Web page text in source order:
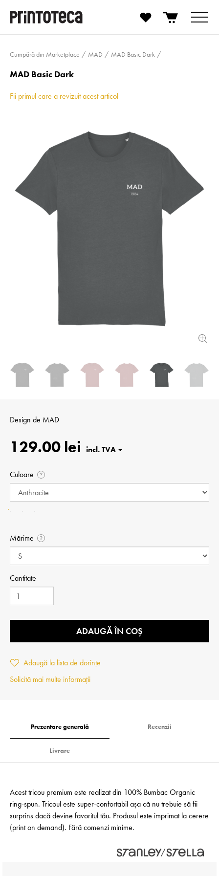
Cumpără din Marketplace MAD MAD Basic Dark
MAD Basic Dark
Fii primul care a revizuit acest articol
Design de MAD
129.00 lei
Culoare ?
Mărime ?
Cantitate
ADAUGĂ ÎN COȘ
Adaugă la lista de dorințe
Solicită mai multe informații
Prezentare generală Recenzii
Livrare
Acest tricou premium este realizat din 100% Bumbac Organic
ring-spun. Tricoul este super-confortabil așa că nu trebuie să fii
surprins dacă devine favoritul tău. Produsul este imprimat la cerere
(print on demand). Fără comenzi minime.